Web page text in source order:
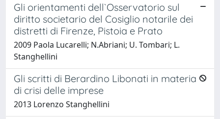
Gli orientamenti dell`Osservatorio sul
diritto societario del Cosiglio notarile dei
distretti di Firenze, Pistoia e Prato
2009 Paola Lucarelli; N.Abriani; U. Tombari; L.
Stanghellini
Gli scritti di Berardino Libonati in materia
di crisi delle imprese
2013 Lorenzo Stanghellini